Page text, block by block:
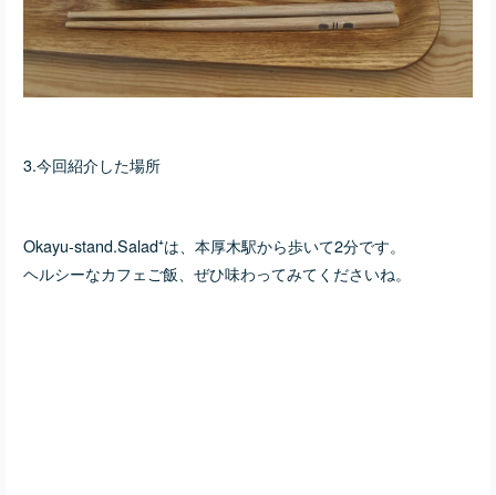
3.今回紹介した場所
Okayu-stand.Salad⁺は、本厚木駅から歩いて2分です。
ヘルシーなカフェご飯、ぜひ味わってみてくださいね。